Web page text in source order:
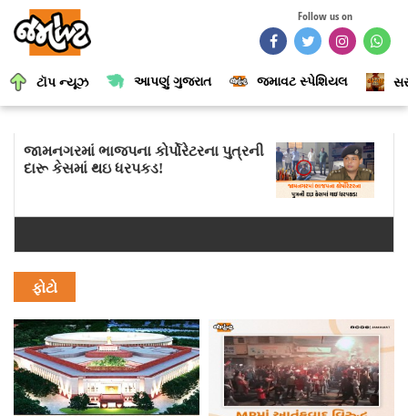
Follow us on
ટૉપ ન્યૂઝ આપણું ગુજરાત જમાવટ સ્પેશિયલ
જામનગરમાં ભાજપના કોર્પોરેટરના પુત્રની
દારૂ કેસમાં થઇ ધરપકડ!
ફોટો